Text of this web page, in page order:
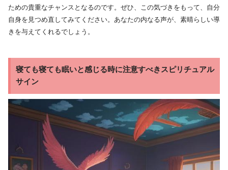
ための貴重なチャンスとなるのです。ぜひ、この気づきをもって、自分
自身を見つめ直してみてください。あなたの内なる声が、素晴らしい導
きを与えてくれるでしょう。
寝ても寝ても眠いと感じる時に注意すべきスピリチュアル
サイン